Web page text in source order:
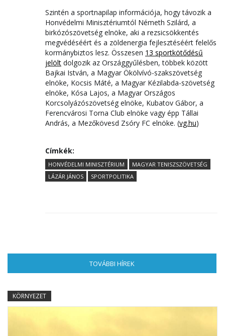
Szintén a sportnapilap információja, hogy távozik a
Honvédelmi Minisztériumtól Németh Szilárd, a
birkózószövetség elnöke, aki a rezsicsökkentés
megvédéséért és a zöldenergia fejlesztéséért felelős
kormánybiztos lesz. Összesen 13 sportkötődésű
jelölt dolgozik az Országgyűlésben, többek között
Bajkai István, a Magyar Ökölvívó-szakszövetség
elnöke, Kocsis Máté, a Magyar Kézilabda-szövetség
elnöke, Kósa Lajos, a Magyar Országos
Korcsolyázószövetség elnöke, Kubatov Gábor, a
Ferencvárosi Torna Club elnöke vagy épp Tállai
András, a Mezőkövesd Zsóry FC elnöke. (vg.hu)
Címkék:
HONVÉDELMI MINISZTÉRIUM
MAGYAR TENISZSZÖVETSÉG
LÁZÁR JÁNOS
SPORTPOLITIKA
TOVÁBBI HÍREK
KÖRNYEZET